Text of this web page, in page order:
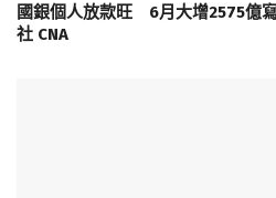
國銀個人放款旺 6月大增2575億
社 CNA